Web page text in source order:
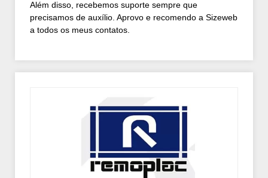
Além disso, recebemos suporte sempre que
precisamos de auxílio. Aprovo e recomendo a Sizeweb
a todos os meus contatos.